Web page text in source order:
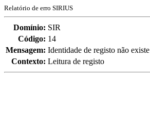
Relatório de erro SIRIUS
Domínio: SIR
Código: 14
Mensagem: Identidade de registo não existe
Contexto: Leitura de registo